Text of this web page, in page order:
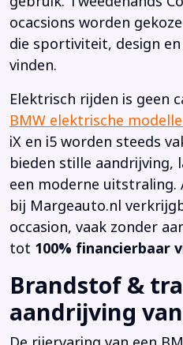
ocacsions worden
die sportiviteit, design
vinden.
Elektrisch rijden is geen
BMW elektrische
iX en i5 worden steeds
bieden stille aandrijving,
een moderne uitstraling.
bij Margeauto.nl
occasion, vaak zonder
tot 100% financierbaar
Brandstof &
aandrijving